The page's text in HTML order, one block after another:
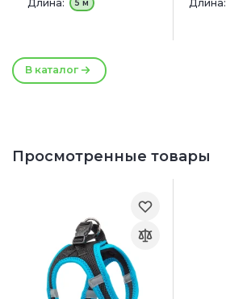
В каталог
Длина: 5 м Длина:
Просмотренные товары